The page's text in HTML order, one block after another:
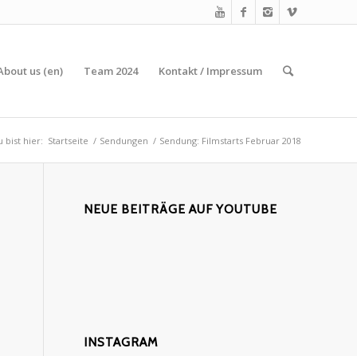
us (en) Team 2024 Kontakt / Impressum
bist hier: Startseite / Sendungen / Sendung: Filmstarts Februar 2018
NEUE BEITRÄGE AUF YOUTUBE
INSTAGRAM